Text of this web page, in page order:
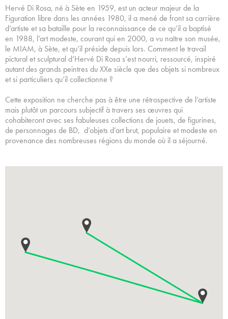
Hervé Di Rosa, né à Sète en 1959, est un acteur majeur de la
Figuration libre dans les années 1980, il a mené de front sa carrière
d’artiste et sa bataille pour la reconnaissance de ce qu’il a baptisé
en 1988, l’art modeste, courant qui en 2000, a vu naître son musée,
le MIAM, à Sète, et qu’il préside depuis lors. Comment le travail
pictural et sculptural d’Hervé Di Rosa s’est nourri, ressourcé, inspiré
autant des grands peintres du XXe siècle que des objets si nombreux
et si particuliers qu’il collectionne ?
Cette exposition ne cherche pas à être une rétrospective de l’artiste
mais plutôt un parcours subjectif à travers ses œuvres qui
cohabiteront avec ses fabuleuses collections de jouets, de figurines,
de personnages de BD, d’objets d’art brut, populaire et modeste en
provenance des nombreuses régions du monde où il a séjourné.